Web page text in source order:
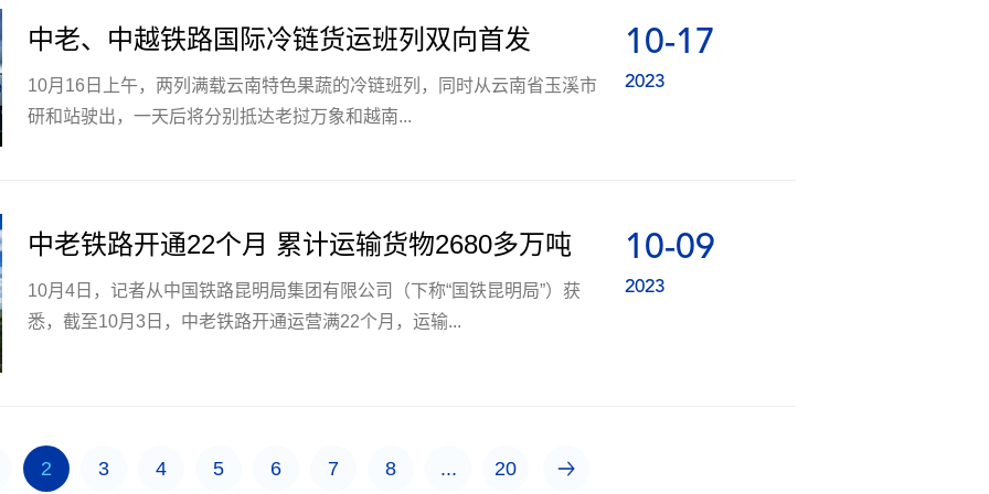
10-17
2023
中老、中越铁路国际冷链货运班列双向首发
10月16日上午，两列满载云南特色果蔬的冷链班列，同时从云南省玉溪市
研和站驶出，一天后将分别抵达老挝万象和越南...
10-09
2023
中老铁路开通22个月 累计运输货物2680多万吨
10月4日，记者从中国铁路昆明局集团有限公司（下称“国铁昆明局”）获
悉，截至10月3日，中老铁路开通运营满22个月，运输...
2 3 4 5 6 7 8 ... 20